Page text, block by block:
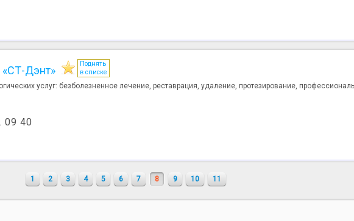
«СТ-Дэнт»
Поднять
в списке
услуг: безболезненное лечение, реставрация, удаление, протезирование,
09 40
1 2 3 4 5 6 7 8 9 10 11